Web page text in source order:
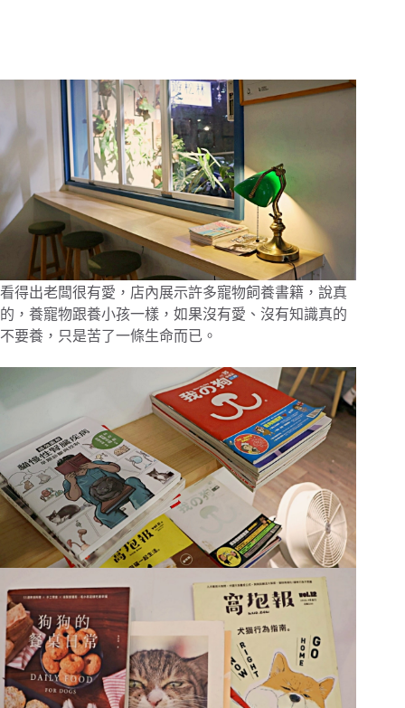
看得出老闆很有愛，店內展示許多寵物飼養書籍，說真
的，養寵物跟養小孩一樣，如果沒有愛、沒有知識真的
不要養，只是苦了一條生命而已。